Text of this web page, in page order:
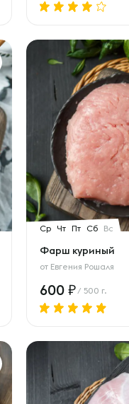
Ср Чт Пт Сб Вс
Фарш куриный
от Евгения Рошаля
600 / 500 г.